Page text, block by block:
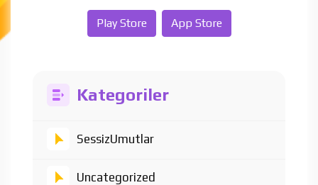
Play Store App Store
Kategoriler
SessizUmutlar
Uncategorized